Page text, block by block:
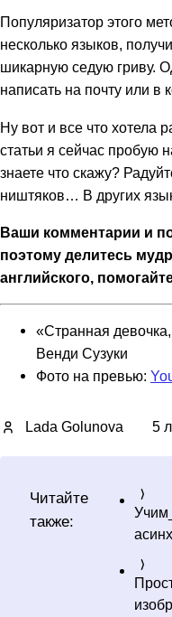
Популяризатор этого
несколько языков,
шикарную седую гриву.
написать на почту или
Ну вот и все что хотела
статьи я сейчас пробую
знаете что скажу?
ништяков… В других
Ваши комментарии и
поэтому делитесь
английского,
«Странная
Венди Сузуки
Фото на превью:
Lada Golunova 5
Читайте
также: